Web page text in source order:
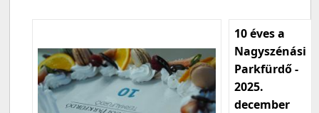
10 éves a
Nagyszénási
Parkfürdő -
2025.
december